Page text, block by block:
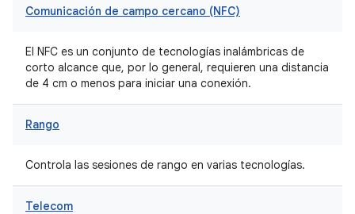
Comunicación de campo cercano (NFC)
El NFC es un conjunto de tecnologías inalámbricas de
corto alcance que, por lo general, requieren una distancia
de 4 cm o menos para iniciar una conexión.
Rango
Controla las sesiones de rango en varias tecnologías.
Telecom